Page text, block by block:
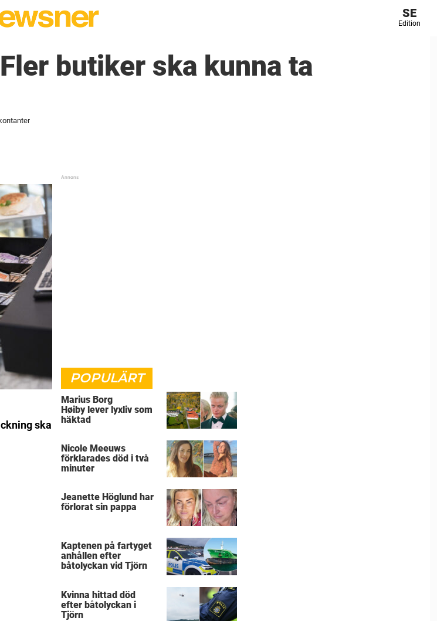
SE
Edition
butiker ska kunna ta
ska
POPULÄRT
Marius Borg
Høiby lever lyxliv som
häktad
Nicole Meeuws
förklarades död i två
minuter
Jeanette Höglund har
förlorat sin pappa
Kaptenen på fartyget
anhållen efter
båtolyckan vid Tjörn
Kvinna hittad död
efter båtolyckan i
Tjörn